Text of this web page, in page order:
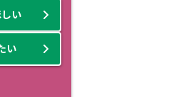
い
い